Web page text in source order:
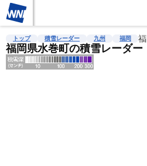
雨雲レーダー 台風情報 地震情報
トップ 積雪レーダー 九州 福岡
福岡県水巻町の積雪レーダー